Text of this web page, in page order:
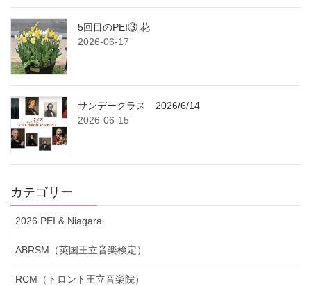
5回目のPEI③ 花
2026-06-17
サンデークラス 2026/6/14
2026-06-15
カテゴリー
2026 PEI & Niagara
ABRSM（英国王立音楽検定）
RCM（トロント王立音楽院）